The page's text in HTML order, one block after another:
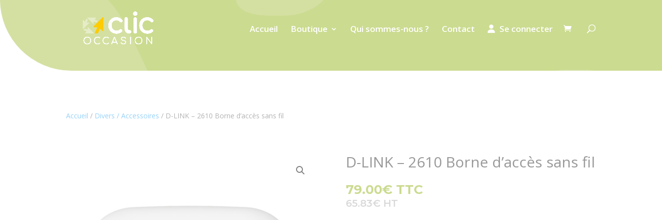
Accueil Boutique Qui sommes-nous ? Contact Se connecter
Accueil / Divers / Accessoires / D-LINK – 2610 Borne d’accès sans fil
D-LINK – 2610 Borne d’accès sans fil
79.00€ TTC
65.83€
Panneau de gestion des cookies